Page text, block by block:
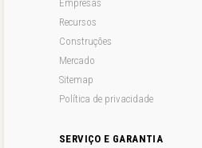
Empresas
Recursos
Construções
Mercado
Sitemap
Política de privacidade
SERVIÇO E GARANTIA